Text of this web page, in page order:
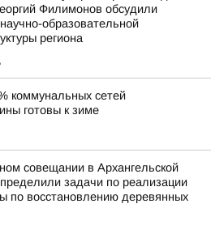
Филимонов обсудили
образовательной
региона
коммунальных сетей
готовы к зиме
совещании в Архангельской
задачи по реализации
по восстановлению деревянных